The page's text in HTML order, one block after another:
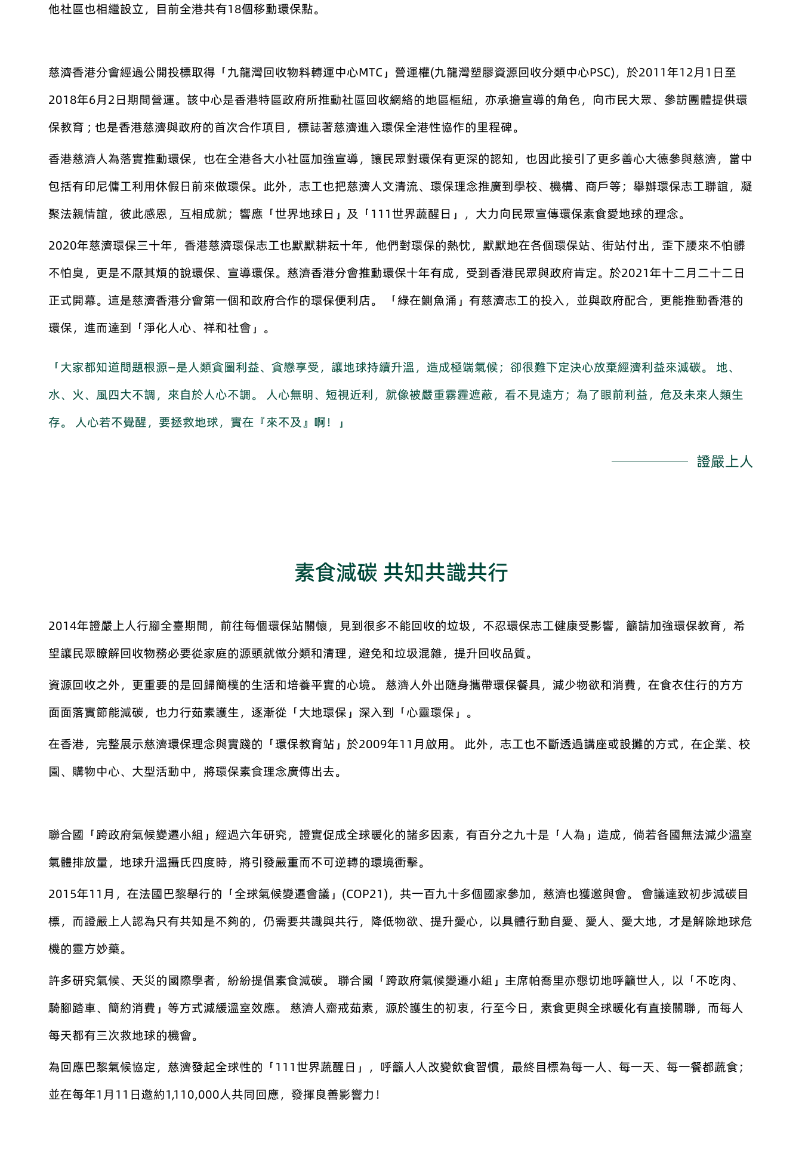
他社區也相繼設立，目前全港共有18個移動環保點。
慈濟香港分會經過公開投標取得「九龍灣回收物料轉運中心MTC」營運權(九龍灣塑膠資源回收分類中心PSC)，於2011年12月1日至
2018年6月2日期間營運。該中心是香港特區政府所推動社區回收網絡的地區樞紐，亦承擔宣導的角色，向市民大眾、參訪團體提供環
保教育 ; 也是香港慈濟與政府的首次合作項目，標誌著慈濟進入環保全港性協作的里程碑。
香港慈濟人為落實推動環保，也在全港各大小社區加強宣導，讓民眾對環保有更深的認知，也因此接引了更多善心大德參與慈濟，當中
包括有印尼傭工利用休假日前來做環保。此外，志工也把慈濟人文清流、環保理念推廣到學校、機構、商戶等；舉辦環保志工聯誼，凝
聚法親情誼，彼此感恩，互相成就；響應「世界地球日」及「111世界蔬醒日」，大力向民眾宣傳環保素食愛地球的理念。
2020年慈濟環保三十年，香港慈濟環保志工也默默耕耘十年，他們對環保的熱忱，默默地在各個環保站、街站付出，歪下腰來不怕髒
不怕臭，更是不厭其煩的說環保、宣導環保。慈濟香港分會推動環保十年有成，受到香港民眾與政府肯定。於2021年十二月二十二日
正式開幕。這是慈濟香港分會第一個和政府合作的環保便利店。 「綠在鰂魚涌」有慈濟志工的投入，並與政府配合，更能推動香港的
環保，進而達到「淨化人心、祥和社會」。
「大家都知道問題根源—是人類貪圖利益、貪戀享受，讓地球持續升溫，造成極端氣候；卻很難下定決心放棄經濟利益來減碳。 地、
水、火、風四大不調，來自於人心不調。 人心無明、短視近利，就像被嚴重霧霾遮蔽，看不見遠方；為了眼前利益，危及未來人類生
存。 人心若不覺醒，要拯救地球，實在『來不及』啊！」
證嚴上人
素食減碳 共知共識共行
2014年證嚴上人行腳全臺期間，前往每個環保站關懷，見到很多不能回收的垃圾，不忍環保志工健康受影響，籲請加強環保教育，希
望讓民眾瞭解回收物務必要從家庭的源頭就做分類和清理，避免和垃圾混雜，提升回收品質。
資源回收之外，更重要的是回歸簡樸的生活和培養平實的心境。 慈濟人外出隨身攜帶環保餐具，減少物欲和消費，在食衣住行的方方
面面落實節能減碳，也力行茹素護生，逐漸從「大地環保」深入到「心靈環保」。
在香港，完整展示慈濟環保理念與實踐的「環保教育站」於2009年11月啟用。 此外，志工也不斷透過講座或設攤的方式，在企業、校
園、購物中心、大型活動中，將環保素食理念廣傳出去。
聯合國「跨政府氣候變遷小組」經過六年研究，證實促成全球暖化的諸多因素，有百分之九十是「人為」造成，倘若各國無法減少溫室
氣體排放量，地球升溫攝氏四度時，將引發嚴重而不可逆轉的環境衝擊。
2015年11月，在法國巴黎舉行的「全球氣候變遷會議」(COP21)，共一百九十多個國家參加，慈濟也獲邀與會。 會議達致初步減碳目
標，而證嚴上人認為只有共知是不夠的，仍需要共識與共行，降低物欲、提升愛心，以具體行動自愛、愛人、愛大地，才是解除地球危
機的靈方妙藥。
許多研究氣候、天災的國際學者，紛紛提倡素食減碳。 聯合國「跨政府氣候變遷小組」主席帕喬里亦懇切地呼籲世人，以「不吃肉、
騎腳踏車、簡約消費」等方式減緩溫室效應。 慈濟人齋戒茹素，源於護生的初衷，行至今日，素食更與全球暖化有直接關聯，而每人
每天都有三次救地球的機會。
為回應巴黎氣候協定，慈濟發起全球性的「111世界蔬醒日」，呼籲人人改變飲食習慣，最終目標為每一人、每一天、每一餐都蔬食；
並在每年1月11日邀約1,110,000人共同回應，發揮良善影響力！